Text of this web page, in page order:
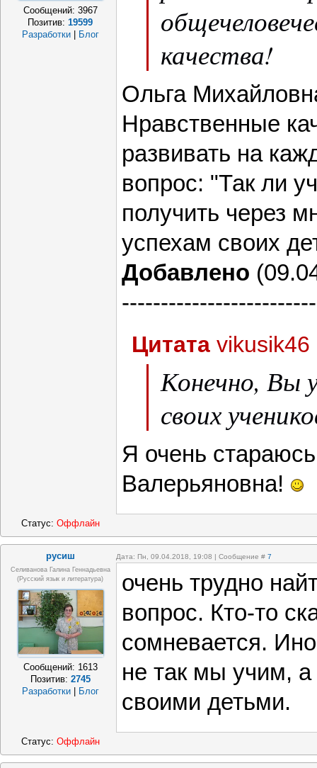
Сообщений: 3967
Позитив:19599
Разработки
Блог
качества!
Ольга
Нравственные
развивать на
вопрос: "Так ли
получить через
успехам своих
Добавлено
Цитата vikusik46
Конечно, Вы
своих
Я очень
Валерьяновна!
Статус: Оффлайн
русиш Дата: Пн, 09.04.2018, 19:08 | Сообщение # 7
Селиванова Галина Геннадьевна
(русский язык и литература)
Сообщений: 1613
Позитив: 2745
Разработки
Блог
очень трудно
вопрос. Кто-то
сомневается.
не так мы учим,
своими детьми.
Статус: Оффлайн